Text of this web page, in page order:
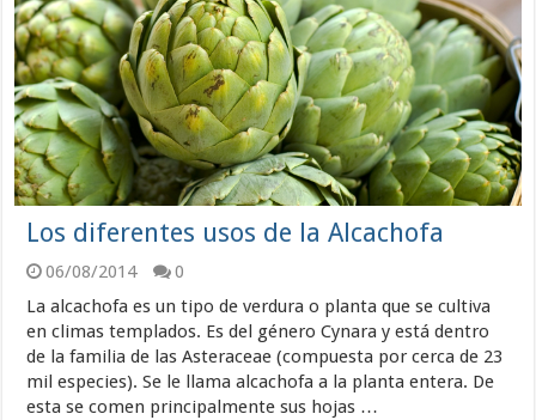
Los diferentes usos de la Alcachofa
06/08/2014
0
La alcachofa es un tipo de verdura o planta que se cultiva
en climas templados. Es del género Cynara y está dentro
de la familia de las Asteraceae (compuesta por cerca de 23
mil especies). Se le llama alcachofa a la planta entera. De
esta se comen principalmente sus hojas …